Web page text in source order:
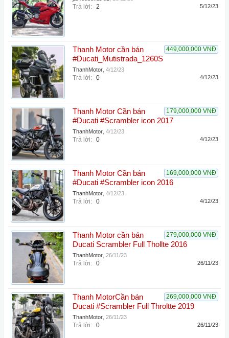
Trả lời: 2 5/12/23
449,000,000 VNĐ
Thanh Motor cần bán
#Ducati_Mutistrada_1260S
ThanhMotor 4/12/23
Trả lời: 0 4/12/23
179,000,000 VNĐ
Thanh Motor Cần bán
#Ducati #Scrambler icon 2017
ThanhMotor 4/12/23
Trả lời: 0 4/12/23
169,000,000 VNĐ
Thanh Motor Cần bán
#Ducati #Scrambler icon 2016
ThanhMotor 4/12/23
Trả lời: 0 4/12/23
279,000,000 VNĐ
Thanh Motor cần bán
Ducati Scrambler Full Thollte 2016
ThanhMotor 26/11/23
Trả lời: 0 26/11/23
269,000,000 VNĐ
Thanh MotorCần bán
Ducati #Scrambler Full Throltte 2019
ThanhMotor 26/11/23
Trả lời: 0 26/11/23